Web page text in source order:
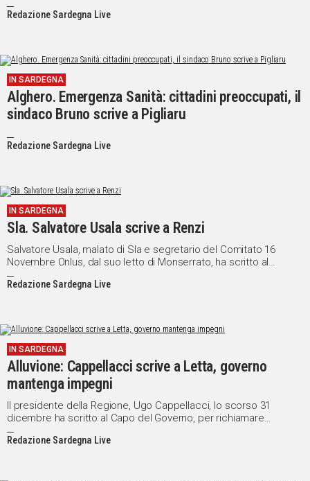
Redazione Sardegna Live
IN SARDEGNA
Alghero. Emergenza Sanità: cittadini preoccupati, il
sindaco Bruno scrive a Pigliaru
Redazione Sardegna Live
IN SARDEGNA
Sla. Salvatore Usala scrive a Renzi
Salvatore Usala, malato di Sla e segretario del Comitato 16
Novembre Onlus, dal suo letto di Monserrato, ha scritto al
presidente del Consiglio, Matteo Renzi, e ai ministri del suo
esecutivo, per ricordare che "nella crisi non c'è ricetta più
Redazione Sardegna Live
IN SARDEGNA
Alluvione: Cappellacci scrive a Letta, governo
mantenga impegni
Il presidente della Regione, Ugo Cappellacci, lo scorso 31
dicembre ha scritto al Capo del Governo, per richiamare
l'Esecutivo nazionale al rispetto degli impegni assunti
all'indomani dell'alluvione che ha devastato alcune aree
Redazione Sardegna Live